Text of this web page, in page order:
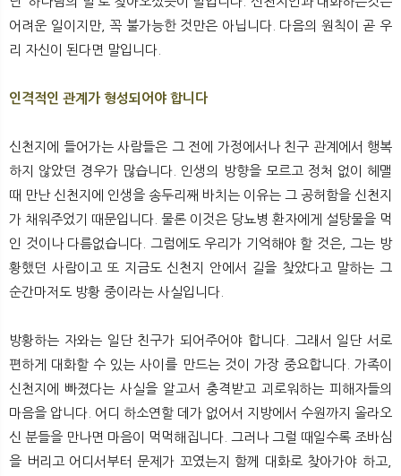
어려운 일이지만, 꼭 불가능한 것만은 아닙니다. 다음의 원칙이 곧 우
리 자신이 된다면 말입니다.
인격적인 관계가 형성되어야 합니다
신천지에 들어가는 사람들은 그 전에 가정에서나 친구 관계에서 행복
하지 않았던 경우가 많습니다. 인생의 방향을 모르고 정처 없이 헤맬
때 만난 신천지에 인생을 송두리째 바치는 이유는 그 공허함을 신천지
가 채워주었기 때문입니다. 물론 이것은 당뇨병 환자에게 설탕물을 먹
인 것이나 다름없습니다. 그럼에도 우리가 기억해야 할 것은, 그는 방
황했던 사람이고 또 지금도 신천지 안에서 길을 찾았다고 말하는 그
순간마저도 방황 중이라는 사실입니다.
방황하는 자와는 일단 친구가 되어주어야 합니다. 그래서 일단 서로
편하게 대화할 수 있는 사이를 만드는 것이 가장 중요합니다. 가족이
신천지에 빠졌다는 사실을 알고서 충격받고 괴로워하는 피해자들의
마음을 압니다. 어디 하소연할 데가 없어서 지방에서 수원까지 올라오
신 분들을 만나면 마음이 먹먹해집니다. 그러나 그럴 때일수록 조바심
을 버리고 어디서부터 문제가 꼬였는지 함께 대화로 찾아가야 하고,